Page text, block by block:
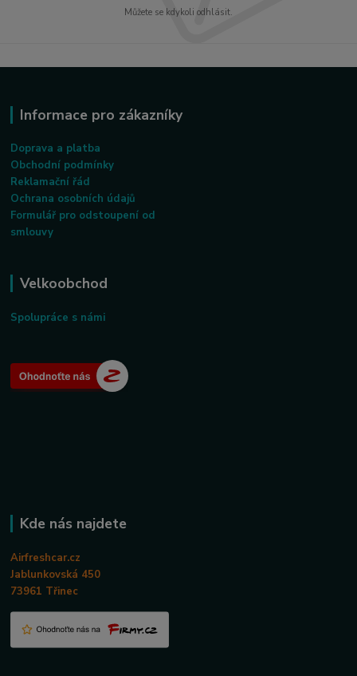
Můžete se kdykoli odhlásit.
Informace pro zákazníky
Doprava a platba
Obchodní podmínky
Reklamační řád
Ochrana osobních údajů
Formulář pro odstoupení od
smlouvy
Velkoobchod
Spolupráce s námi
Kde nás najdete
Airfreshcar.cz
Jablunkovská 450
73961 Třinec